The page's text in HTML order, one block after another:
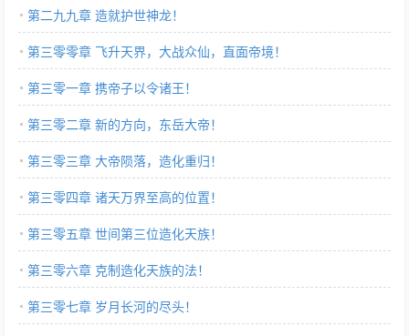
第二九九章 造就护世神龙！
第三零零章 飞升天界，大战众仙，直面帝境！
第三零一章 携帝子以令诸王！
第三零二章 新的方向，东岳大帝！
第三零三章 大帝陨落，造化重归！
第三零四章 诸天万界至高的位置！
第三零五章 世间第三位造化天族！
第三零六章 克制造化天族的法！
第三零七章 岁月长河的尽头！